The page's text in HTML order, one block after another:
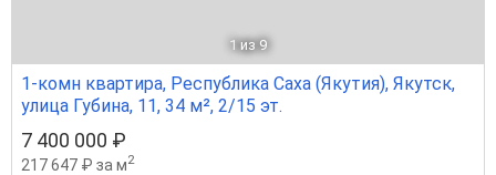
1 из 9
1-комн квартира, Республика Саха (Якутия), Якутск,
улица Губина, 11, 34 м², 2/15 эт.
7 400 000 ₽
217 647 ₽ за м2